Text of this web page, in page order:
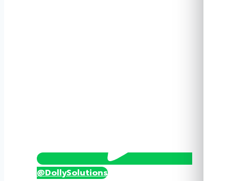
@DollySolutions